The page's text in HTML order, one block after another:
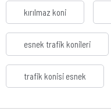
kırılmaz koni
esnek trafik konileri
trafik konisi esnek